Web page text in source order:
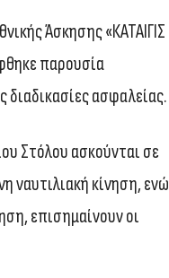
Άσκησης «ΚΑΤΑΙΓΙΣ
παρουσία
διαδικασίες ασφαλείας.
Στόλου ασκούνται σε
ναυτιλιακή κίνηση, ενώ
επισημαίνουν οι